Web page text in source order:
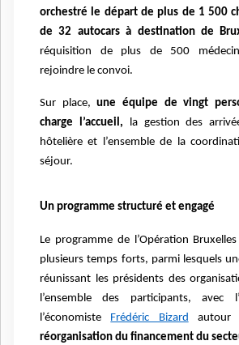
orchestré le départ de plus de 1 500
de 32 autocars à destination de
réquisition de plus de 500
rejoindre le convoi.
Sur place,une équipe de vingt
charge l’accueil, la gestion des
hôtelière et l’ensemble de la
séjour.
Un programme structuré et engagé
Le programme de l’Opération
plusieurs temps forts, parmi lesquels
réunissant les présidents des
l’ensemble des participants, avec
l’économiste
Frédéric Bizard autour
réorganisation du financement du